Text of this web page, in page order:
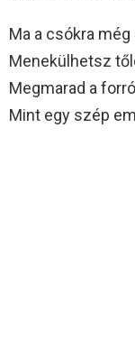
Ma a csókra
Menekülhetsz
Megmarad a
Mint egy szép